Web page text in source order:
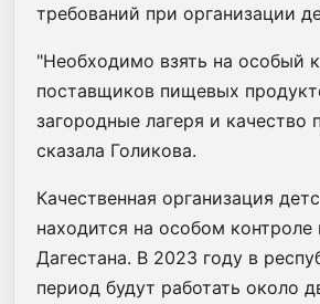
требований при организации
"Необходимо взять на особый
поставщиков пищевых
загородные лагеря и качество
сказала Голикова.
Качественная организация
находится на особом контроле
Дагестана. В 2023 году в
период будут работать около